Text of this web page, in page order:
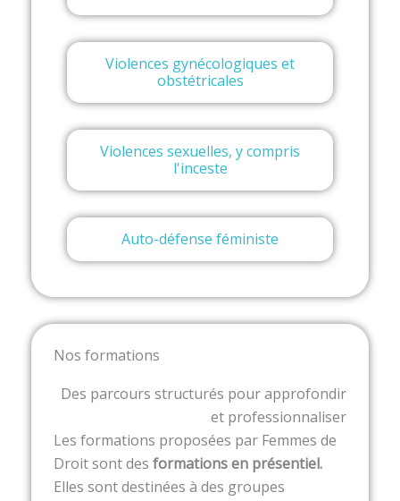
Violences gynécologiques et
obstétricales
Violences sexuelles, y compris
l'inceste
Auto-défense féministe
Nos formations
Des parcours structurés pour approfondir
et professionnaliser
Les formations proposées par Femmes de
Droit sont des formations en présentiel.
Elles sont destinées à des groupes